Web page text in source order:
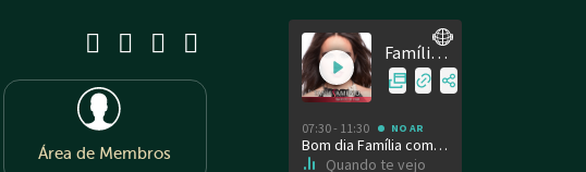
Área de Membros